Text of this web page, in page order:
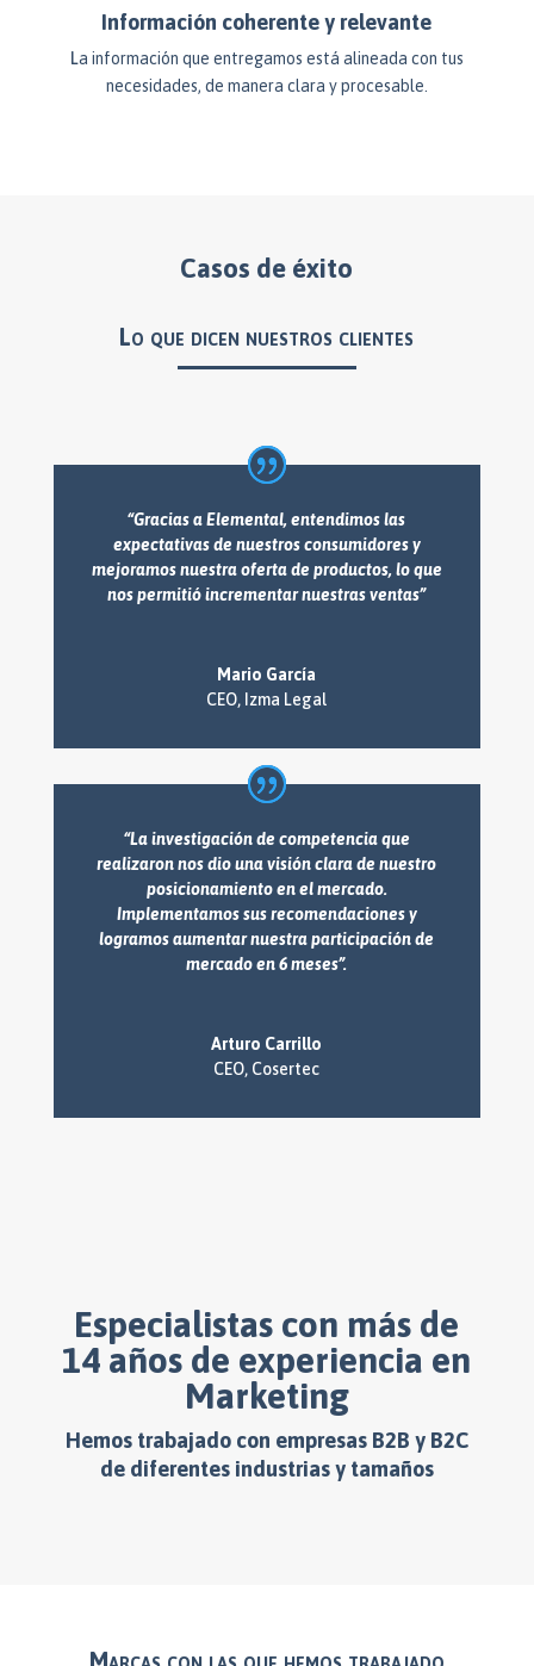
Información coherente y relevante
La información que entregamos está alineada con tus
necesidades, de manera clara y procesable.
Casos de éxito
Lo que dicen nuestros clientes
“Gracias a Elemental, entendimos las
expectativas de nuestros consumidores y
mejoramos nuestra oferta de productos, lo que
nos permitió incrementar nuestras ventas”
Mario García
CEO, Izma Legal
“La investigación de competencia que
realizaron nos dio una visión clara de nuestro
posicionamiento en el mercado.
Implementamos sus recomendaciones y
logramos aumentar nuestra participación de
mercado en 6 meses”.
Arturo Carrillo
CEO, Cosertec
Especialistas con más de
14 años de experiencia en
Marketing
Hemos trabajado con empresas B2B y B2C
de diferentes industrias y tamaños
Marcas con las que hemos trabajado